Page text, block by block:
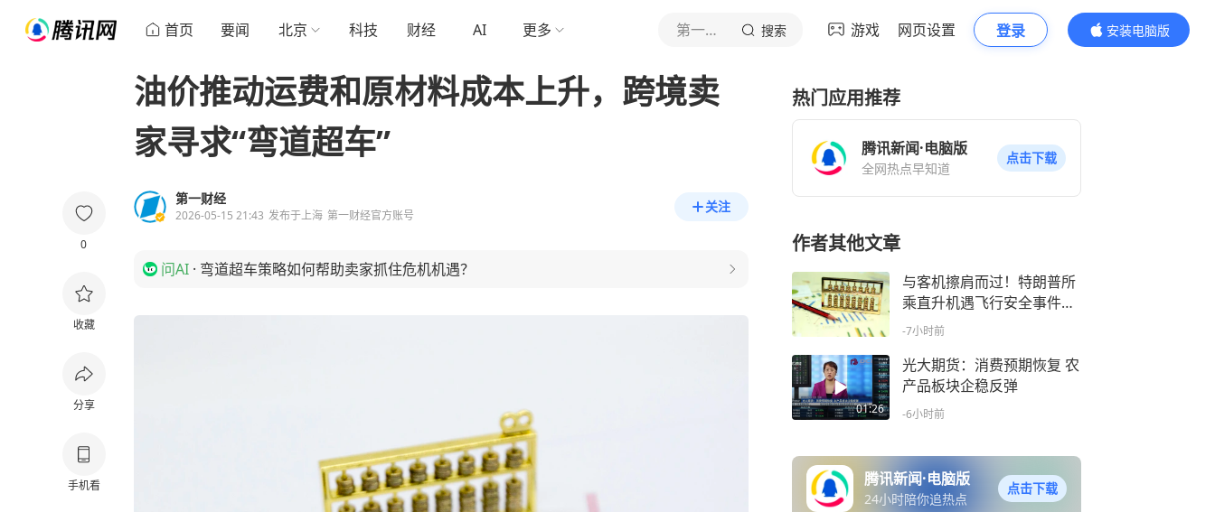
首页 要闻 北京 科技 财经 AI 更多 第一财经 搜索 游戏 网页设置 登录
安装电脑版
内容更精彩
0
收藏
分享
手机看
油价推动运费和原材料成本上升，跨境卖
家寻求“弯道超车”
第一财经
2026-05-15 21:43 发布于上海 第一财经官方账号
关注
问AI · 弯道超车策略如何帮助卖家抓住危机机遇？
热门应用推荐
腾讯新闻·电脑版
全网热点早知道
点击下载
作者其他文章
与客机擦肩而过！特朗普所
乘直升机遇飞行安全事件，
FAA紧急调查
-7小时前
01:26
光大期货：消费预期恢复 农
产品板块企稳反弹
-6小时前
腾讯新闻·电脑版
24小时陪你追热点
点击下载